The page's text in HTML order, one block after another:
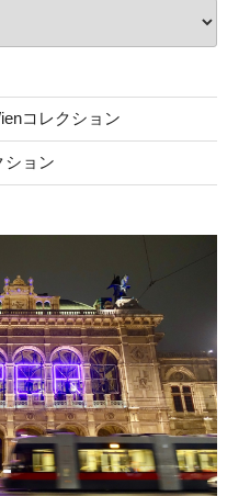
コレクション
ション